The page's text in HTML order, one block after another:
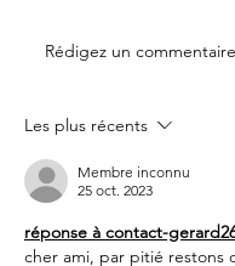
Rédigez un
Les plus récents
Membre inconnu
25 oct. 2023
réponse à contact-
cher ami, par pitié restons